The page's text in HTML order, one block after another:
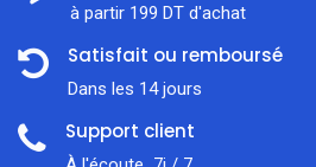
à partir 199 DT d'achat
Satisfait ou remboursé
Dans les 14 jours
Support client